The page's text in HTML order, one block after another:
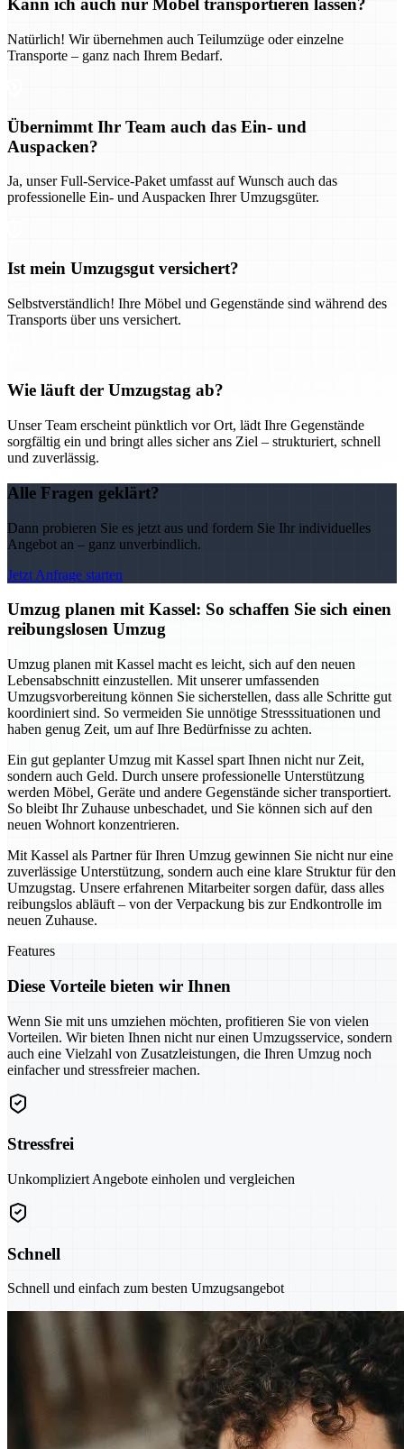
Kann ich auch nur Möbel transportieren lassen?
Natürlich! Wir übernehmen auch Teilumzüge oder einzelne
Transporte – ganz nach Ihrem Bedarf.
Übernimmt Ihr Team auch das Ein- und
Auspacken?
Ja, unser Full-Service-Paket umfasst auf Wunsch auch das
professionelle Ein- und Auspacken Ihrer Umzugsgüter.
Ist mein Umzugsgut versichert?
Selbstverständlich! Ihre Möbel und Gegenstände sind während des
Transports über uns versichert.
Wie läuft der Umzugstag ab?
Unser Team erscheint pünktlich vor Ort, lädt Ihre Gegenstände
sorgfältig ein und bringt alles sicher ans Ziel – strukturiert, schnell
und zuverlässig.
Alle Fragen geklärt?
Dann probieren Sie es jetzt aus und fordern Sie Ihr individuelles
Angebot an – ganz unverbindlich.
Jetzt Anfrage starten
Umzug planen mit Kassel: So schaffen Sie sich einen
reibungslosen Umzug
Umzug planen mit Kassel macht es leicht, sich auf den neuen
Lebensabschnitt einzustellen. Mit unserer umfassenden
Umzugsvorbereitung können Sie sicherstellen, dass alle Schritte gut
koordiniert sind. So vermeiden Sie unnötige Stresssituationen und
haben genug Zeit, um auf Ihre Bedürfnisse zu achten.
Ein gut geplanter Umzug mit Kassel spart Ihnen nicht nur Zeit,
sondern auch Geld. Durch unsere professionelle Unterstützung
werden Möbel, Geräte und andere Gegenstände sicher transportiert.
So bleibt Ihr Zuhause unbeschadet, und Sie können sich auf den
neuen Wohnort konzentrieren.
Mit Kassel als Partner für Ihren Umzug gewinnen Sie nicht nur eine
zuverlässige Unterstützung, sondern auch eine klare Struktur für den
Umzugstag. Unsere erfahrenen Mitarbeiter sorgen dafür, dass alles
reibungslos abläuft – von der Verpackung bis zur Endkontrolle im
neuen Zuhause.
Features
Diese Vorteile bieten wir Ihnen
Wenn Sie mit uns umziehen möchten, profitieren Sie von vielen
Vorteilen. Wir bieten Ihnen nicht nur einen Umzugsservice, sondern
auch eine Vielzahl von Zusatzleistungen, die Ihren Umzug noch
einfacher und stressfreier machen.
Stressfrei
Unkompliziert Angebote einholen und vergleichen
Schnell
Schnell und einfach zum besten Umzugsangebot